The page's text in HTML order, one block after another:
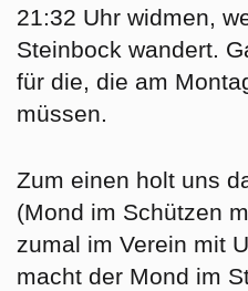
21:32 Uhr widmen,
Steinbock wandert.
für die, die am
müssen.
Zum einen holt uns
(Mond im Schützen
zumal im Verein mit
macht der Mond im